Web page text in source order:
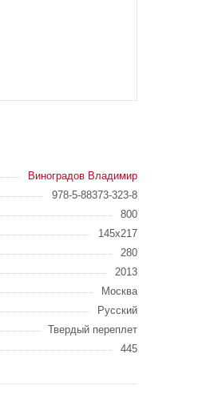
Виноградов Владимир
978-5-88373-323-8
800
145х217
280
2013
Москва
Русский
Твердый переплет
445